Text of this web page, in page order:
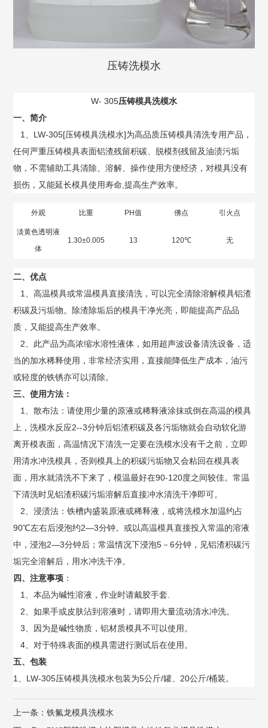
压铸洗模水
W- 305压铸模具洗模水
一、简介
1、LW-305[压铸模具洗模水]为高品质压铸模具清洗专用产品，
任何严重压铸模具表面铝渣残留积碳、脱模剂残留及油渍污垢
物，不需辅助工具清除、溶解、操作使用方便经济，对模具没有
损伤，又能延长模具使用寿命,提高生产效率。
外观 比重 PH值 佛点 引火点
淡黄色透明液
体
1.30±0.005 13 120℃ 无
二、优点
1、高温模具或常温模具直接清洗，可以完全清除溶解模具铝渣
积碳及污垢物。除渣除垢后的模具干净光亮，即能提高产品品
质，又能提高生产效率。
2、此产品为高浓缩水溶性液体，如用超声波设备清洗设备，适
当的加水稀释使用，非常经济实用，直接能降低生产成本，油污
或轻度的铁锈亦可以清除。
三、使用方法：
1、散布法：请使用少量的原液或稀释液涂抹或倒在高温的模具
上，洗模水反应2--3分钟后铝渣积碳及各污垢物就会自动软化游
离开模表面，高温情况下清洗一定要在洗模水没有干之前，立即
用清水冲洗模具，否则模具上的积碳污垢物又会粘回在模具表
面，用水就清洗不下来了，模温最好在90-120度之间较佳。常温
下清洗时见铝渣积碳污垢溶解后直接冲水清洗干净即可。
2、浸渍法：铁槽内盛装原液或稀释液，或将洗模水加温约占
90℃左右后浸泡约2—3分钟。或以高温模具直接投入常温的溶液
中，浸泡2—3分钟后；常温情况下浸泡5－6分钟，见铝渣积碳污
垢完全溶解后，用水冲洗干净。
四、注意事项 ：
1、本品为碱性溶液，作业时请戴胶手套.
2、如果手或皮肤沾到溶液时，请即用大量流动清水冲洗。
3、因为是碱性物质，铝材质模具不可以使用。
4、对于特殊表面的模具需进行测试后在使用。
五、包装
1、LW-305压铸模具洗模水包装为5公斤/罐、20公斤/桶装。
上一条：铁氟龙模具洗模水